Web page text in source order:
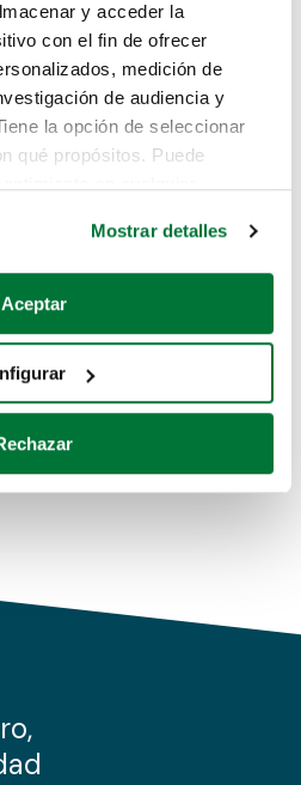
y acceder la
con el fin de ofrecer
medición de
de audiencia y
la opción de seleccionar
qué propósitos. Puede
sobre su ubicación geográfica
analizándolo activamente
específicas (huellas
sobre cómo se procesan sus
haga del sitio web con
sociales, publicidad y análisis
Mostrar detalles
Aceptar
sabemos como
hasta aquí.
el coche que estás
estos enlaces: